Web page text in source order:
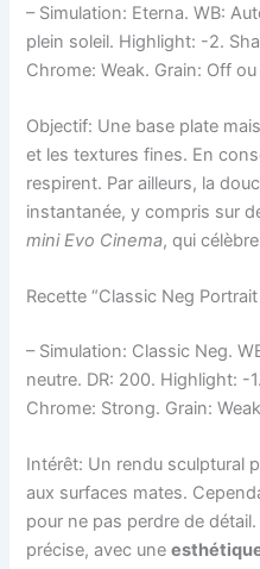
– Simulation: Eterna. WB:
plein soleil. Highlight: -2.
Chrome: Weak. Grain: Off
Objectif: Une base plate
et les textures fines. En
respirent. Par ailleurs, la
instantanée, y compris sur
mini Evo Cinema, qui
Recette “Classic Neg
– Simulation: Classic Neg.
neutre. DR: 200. Highlight: -
Chrome: Strong. Grain:
Intérêt: Un rendu sculptural
aux surfaces mates.
pour ne pas perdre de
précise, avec une